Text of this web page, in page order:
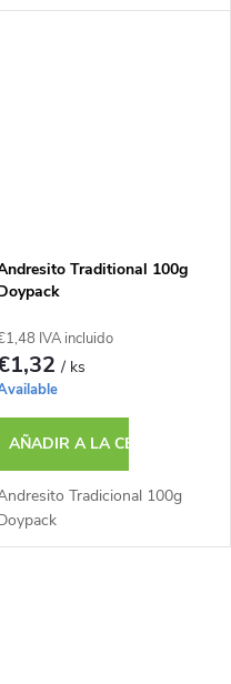
Traditional 100g
IVA incluido
/ ks
AÑADIR A LA CESTA
Tradicional 100g